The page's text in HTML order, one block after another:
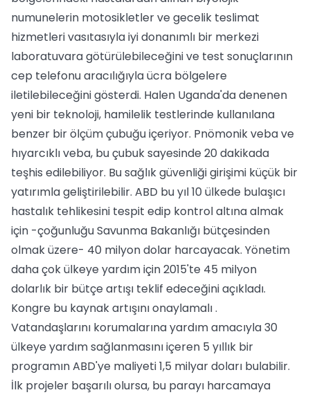
numunelerin motosikletler ve gecelik teslimat
hizmetleri vasıtasıyla iyi donanımlı bir merkezi
laboratuvara götürülebileceğini ve test sonuçlarının
cep telefonu aracılığıyla ücra bölgelere
iletilebileceğini gösterdi. Halen Uganda'da denenen
yeni bir teknoloji, hamilelik testlerinde kullanılana
benzer bir ölçüm çubuğu içeriyor. Pnömonik veba ve
hıyarcıklı veba, bu çubuk sayesinde 20 dakikada
teşhis edilebiliyor. Bu sağlık güvenliği girişimi küçük bir
yatırımla geliştirilebilir. ABD bu yıl 10 ülkede bulaşıcı
hastalık tehlikesini tespit edip kontrol altına almak
için -çoğunluğu Savunma Bakanlığı bütçesinden
olmak üzere- 40 milyon dolar harcayacak. Yönetim
daha çok ülkeye yardım için 2015'te 45 milyon
dolarlık bir bütçe artışı teklif edeceğini açıkladı.
Kongre bu kaynak artışını onaylamalı .
Vatandaşlarını korumalarına yardım amacıyla 30
ülkeye yardım sağlanmasını içeren 5 yıllık bir
programın ABD'ye maliyeti 1,5 milyar doları bulabilir.
İlk projeler başarılı olursa, bu parayı harcamaya